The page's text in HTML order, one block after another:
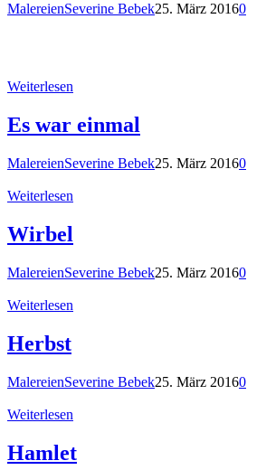
MalereienSeverine Bebek25. März 20160
Weiterlesen
Es war einmal
MalereienSeverine Bebek25. März 20160
Weiterlesen
Wirbel
MalereienSeverine Bebek25. März 20160
Weiterlesen
Herbst
MalereienSeverine Bebek25. März 20160
Weiterlesen
Hamlet